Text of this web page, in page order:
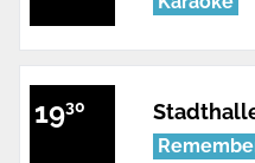
1930